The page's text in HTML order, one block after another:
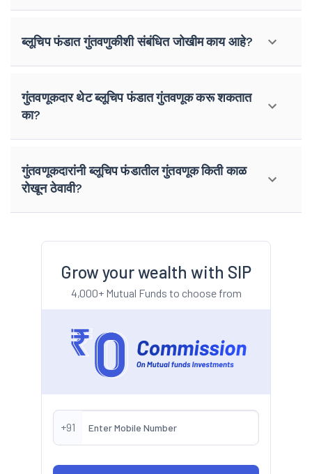
ब्लूचिप फंडात गुंतवणुकीशी संबंधित जोखीम काय आहे?
गुंतवणूकदार थेट ब्लूचिप फंडात गुंतवणूक करू शकतात
का?
गुंतवणूकदारांनी ब्लूचिप फंडातील गुंतवणूक किती काळ
रोखून ठेवावी?
Grow your wealth with SIP
4,000+ Mutual Funds to choose from
+91